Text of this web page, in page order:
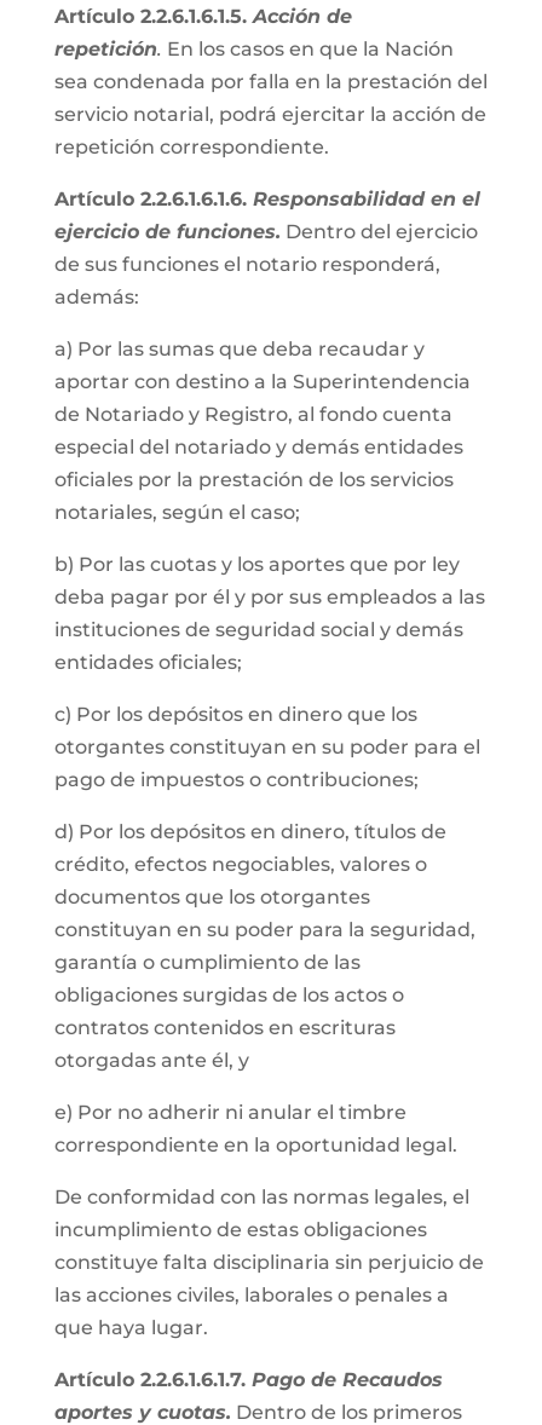
Artículo 2.2.6.1.6.1.5.Acción de
repetición. En los casos en que la Nación
sea condenada por falla en la prestación del
servicio notarial, podrá ejercitar la acción de
repetición correspondiente.
Artículo 2.2.6.1.6.1.6. Responsabilidad en el
ejercicio de funciones. Dentro del ejercicio
de sus funciones el notario responderá,
además:
a) Por las sumas que deba recaudar y
aportar con destino a la Superintendencia
de Notariado y Registro, al fondo cuenta
especial del notariado y demás entidades
oficiales por la prestación de los servicios
notariales, según el caso;
b) Por las cuotas y los aportes que por ley
deba pagar por él y por sus empleados a las
instituciones de seguridad social y demás
entidades oficiales;
c) Por los depósitos en dinero que los
otorgantes constituyan en su poder para el
pago de impuestos o contribuciones;
d) Por los depósitos en dinero, títulos de
crédito, efectos negociables, valores o
documentos que los otorgantes
constituyan en su poder para la seguridad,
garantía o cumplimiento de las
obligaciones surgidas de los actos o
contratos contenidos en escrituras
otorgadas ante él, y
e) Por no adherir ni anular el timbre
correspondiente en la oportunidad legal.
De conformidad con las normas legales, el
incumplimiento de estas obligaciones
constituye falta disciplinaria sin perjuicio de
las acciones civiles, laborales o penales a
que haya lugar.
Artículo 2.2.6.1.6.1.7. Pago de Recaudos
aportes y cuotas. Dentro de los primeros